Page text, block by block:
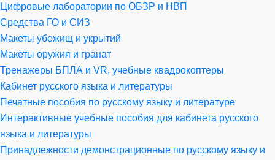
Цифровые лаборатории по ОБЗР и НВП
Средства ГО и СИЗ
Макеты убежищ и укрытий
Макеты оружия и гранат
Тренажеры БПЛА и VR, учебные квадрокоптеры
Кабинет русского языка и литературы
Печатные пособия по русскому языку и литературе
Интерактивные учебные пособия для кабинета русского
языка и литературы
Принадлежности демонстрационные по русскому языку и